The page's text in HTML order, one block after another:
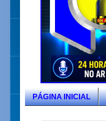
PÁGINA INICIAL